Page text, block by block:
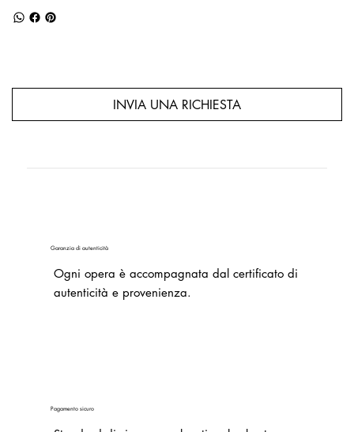
INVIA UNA RICHIESTA
Garanzia di autenticità
Ogni opera è accompagnata dal certificato di
autenticità e provenienza.
Pagamento sicuro